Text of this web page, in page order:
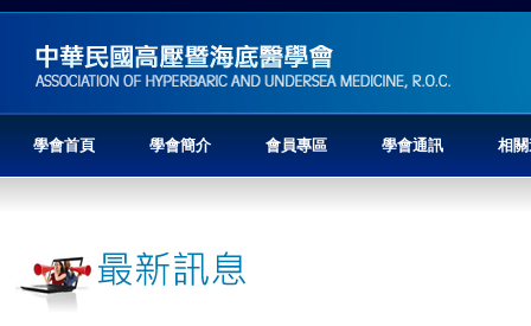
學會首頁 學會簡介 會員專區 學會通訊 相